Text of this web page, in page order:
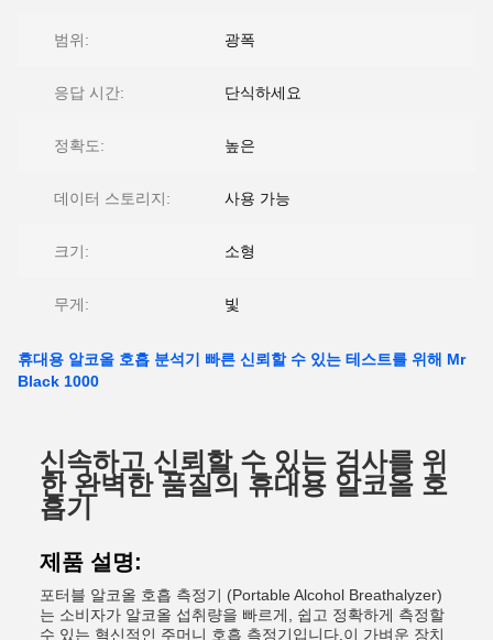
범위: 광폭
응답 시간: 단식하세요
정확도: 높은
데이터 스토리지: 사용 가능
크기: 소형
무게: 빛
휴대용 알코올 호흡 분석기 빠른 신뢰할 수 있는 테스트를 위해 Mr
Black 1000
신속하고 신뢰할 수 있는 검사를 위
한 완벽한 품질의 휴대용 알코올 호
흡기
제품 설명:
포터블 알코올 호흡 측정기 (Portable Alcohol Breathalyzer)
는 소비자가 알코올 섭취량을 빠르게, 쉽고 정확하게 측정할
수 있는 혁신적인 주머니 호흡 측정기입니다.이 가벼운 장치